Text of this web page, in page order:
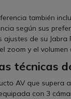
también
según sus
de su
zoom y el
técnicas
AV que
con 3